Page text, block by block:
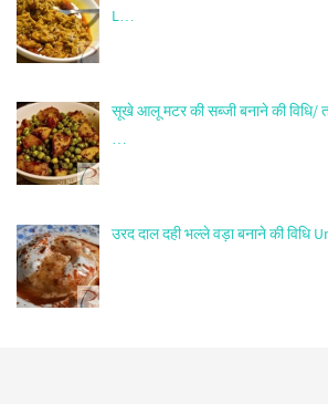
L…
सूखे आलू मटर की सब्जी बनाने की विधि/
…
उरद दाल दही भल्ले वड़ा बनाने की